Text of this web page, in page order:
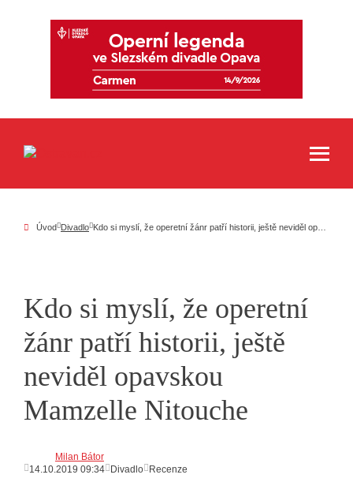
Úvod Divadlo
Kdo si myslí, že operetní
žánr patří historii, ještě
neviděl opavskou
Mamzelle Nitouche
Milan Bátor
14.10.2019 09:34
Divadlo Recenze